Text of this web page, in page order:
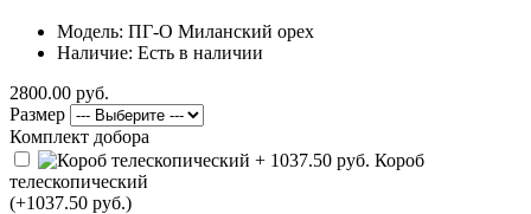
Модель: ПГ-О Миланский орех
Наличие: Есть в наличии
2800.00 руб.
Размер
Комплект добора
Короб
телескопический
(+1037.50 руб.)